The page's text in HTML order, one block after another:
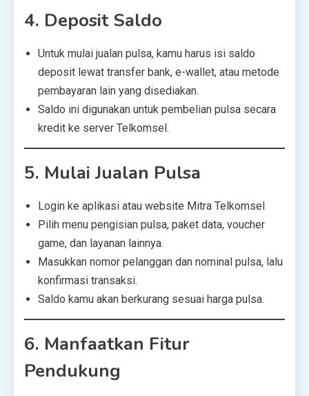
4. Deposit Saldo
Untuk mulai jualan pulsa, kamu harus isi saldo
deposit lewat transfer bank, e-wallet, atau metode
pembayaran lain yang disediakan.
Saldo ini digunakan untuk pembelian pulsa secara
kredit ke server Telkomsel.
5. Mulai Jualan Pulsa
Login ke aplikasi atau website Mitra Telkomsel
Pilih menu pengisian pulsa, paket data, voucher
game, dan layanan lainnya.
Masukkan nomor pelanggan dan nominal pulsa, lalu
konfirmasi transaksi.
Saldo kamu akan berkurang sesuai harga pulsa.
6. Manfaatkan Fitur
Pendukung